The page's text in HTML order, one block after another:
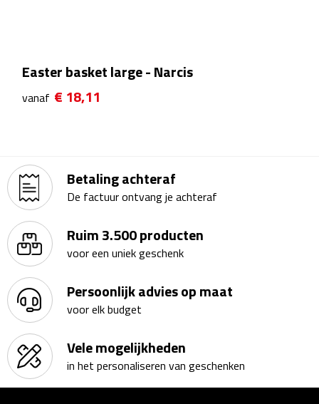
Schoteltjes
Kantoor & Zakelijk
Agenda's & Kalenders
Agenda's
Kalenders
Beurs & Evenementen
Banners
Barmatten
Easter basket large - Narcis
vanaf € 18,11
Betaling achteraf
De factuur ontvang je achteraf
Ruim 3.500 producten
voor een uniek geschenk
Persoonlijk advies op maat
voor elk budget
Vele mogelijkheden
in het personaliseren van geschenken